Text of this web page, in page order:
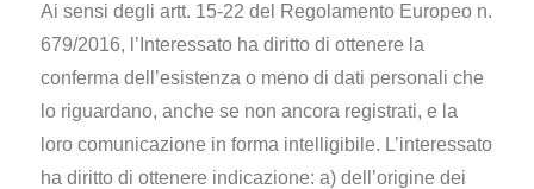
Ai sensi degli artt. 15-22 del Regolamento Europeo n.
679/2016, l’Interessato ha diritto di ottenere la
conferma dell’esistenza o meno di dati personali che
lo riguardano, anche se non ancora registrati, e la
loro comunicazione in forma intelligibile. L’interessato
ha diritto di ottenere indicazione: a) dell’origine dei